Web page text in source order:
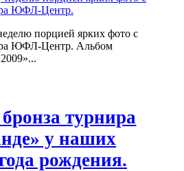
порцией ярких фото с
ЮФЛ-Центр. Альбом
турнира
у наших
рождения.